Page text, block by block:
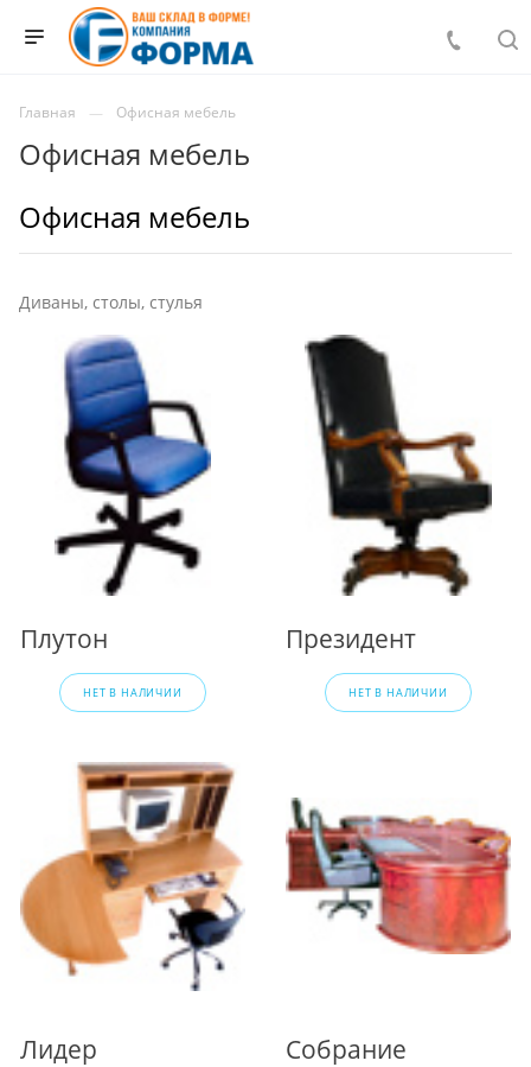
Главная Офисная мебель
Офисная мебель
Офисная мебель
Диваны, столы, стулья
Плутон
НЕТ В НАЛИЧИИ
Президент
НЕТ В НАЛИЧИИ
Лидер Собрание